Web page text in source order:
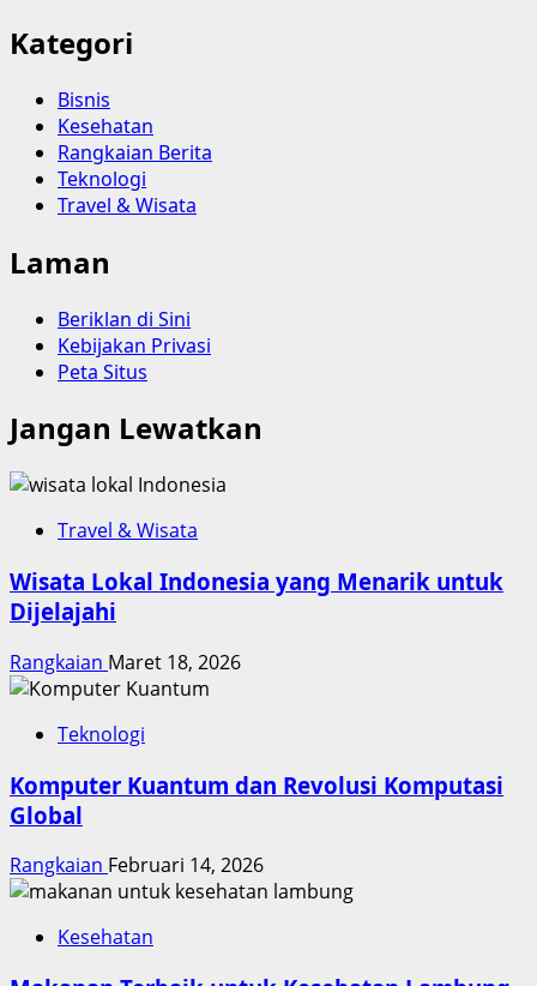
Kategori
Bisnis
Kesehatan
Rangkaian Berita
Teknologi
Travel & Wisata
Laman
Beriklan di Sini
Kebijakan Privasi
Peta Situs
Jangan Lewatkan
Travel & Wisata
Wisata Lokal Indonesia yang Menarik untuk
Dijelajahi
Rangkaian Maret 18, 2026
Teknologi
Komputer Kuantum dan Revolusi Komputasi
Global
Rangkaian Februari 14, 2026
Kesehatan